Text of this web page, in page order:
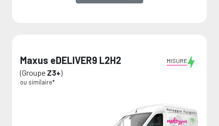
Maxus eDELIVER9 L2H2
(Groupe Z3+)
ou similaire*
MISURE